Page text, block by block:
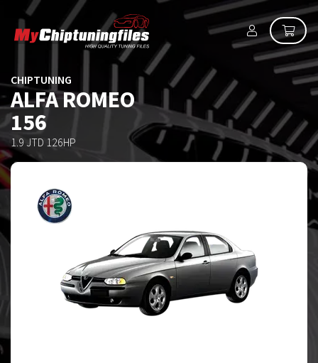
CHIPTUNING
ALFA ROMEO
156
1.9 JTD 126HP